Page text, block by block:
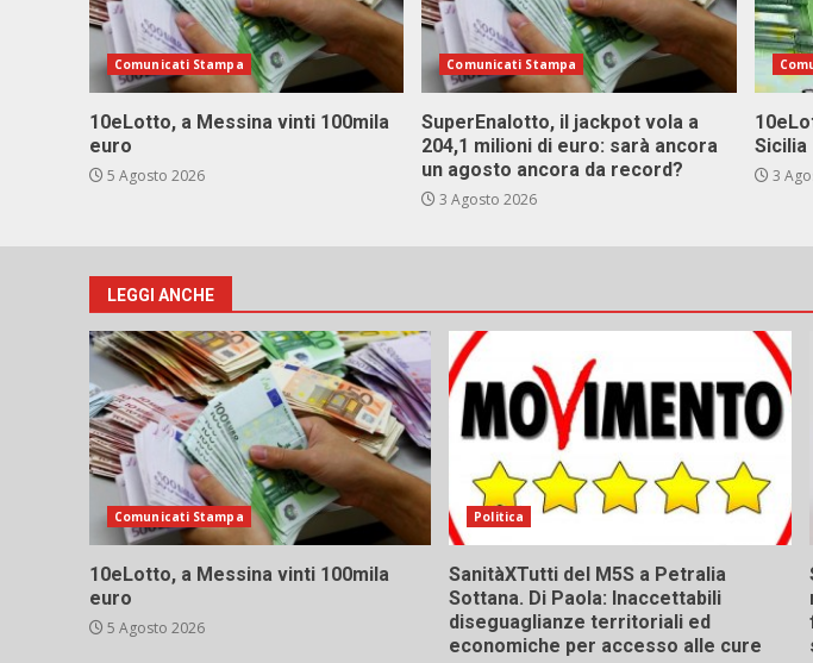
Comunicati Stampa
10eLotto, a Messina vinti 100mila
euro
5 Agosto 2026
Comunicati Stampa
SuperEnalotto, il jackpot vola a
204,1 milioni di euro: sarà ancora
un agosto ancora da record?
3 Agosto 2026
Sicilia
3
LEGGI ANCHE
Comunicati Stampa
10eLotto, a Messina vinti 100mila
euro
5 Agosto 2026
Politica
SanitàXTutti del M5S a Petralia
Sottana. Di Paola: Inaccettabili
diseguaglianze territoriali ed
economiche per accesso alle cure